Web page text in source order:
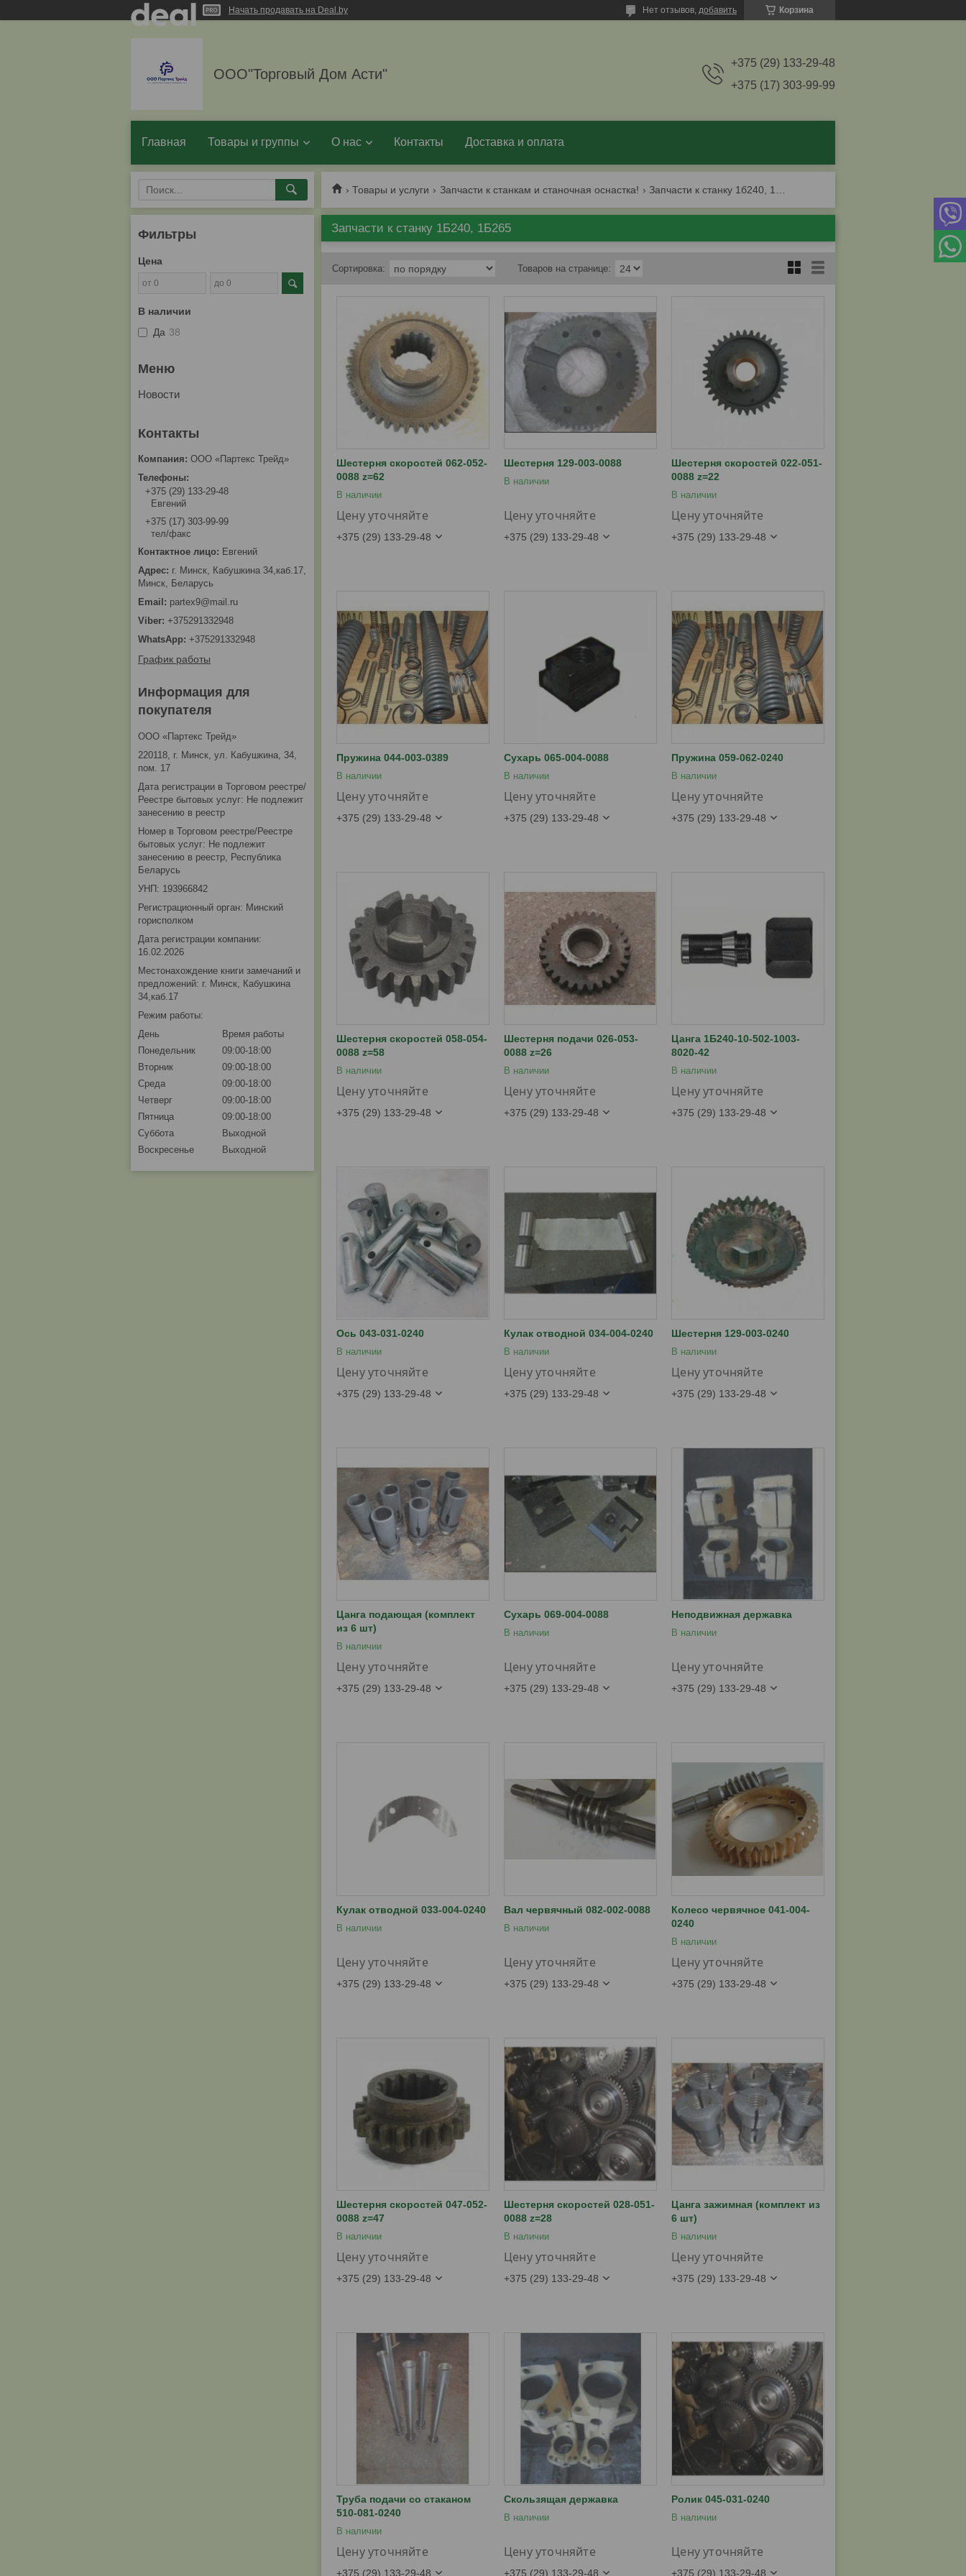
Начать продавать на Deal.by Корзина
Нет отзывов, добавить
ООО"Торговый Дом Асти"
+375 (29) 133-29-48
+375 (17) 303-99-99
Главная Товары и группы О нас Контакты Доставка и оплата
Товары и услуги Запчасти к станкам и станочная оснастка!
Запчасти к станку 1Б240, 1Б265
Шестерня скоростей 062-052-
0088 z=62
В наличии
Цену уточняйте
+375 (29) 133-29-48
Шестерня 129-003-0088
В наличии
Цену уточняйте
+375 (29) 133-29-48
Шестерня скоростей 022-051-
0088 z=22
В наличии
Цену уточняйте
+375 (29) 133-29-48
Пружина 044-003-0389
В наличии
Цену уточняйте
+375 (29) 133-29-48
Сухарь 065-004-0088
В наличии
Цену уточняйте
+375 (29) 133-29-48
Пружина 059-062-0240
В наличии
Цену уточняйте
+375 (29) 133-29-48
Шестерня скоростей 058-054-
0088 z=58
В наличии
Цену уточняйте
+375 (29) 133-29-48
Шестерня подачи 026-053-
0088 z=26
В наличии
Цену уточняйте
+375 (29) 133-29-48
Цанга 1Б240-10-502-1003-
8020-42
В наличии
Цену уточняйте
+375 (29) 133-29-48
Ось 043-031-0240
В наличии
Цену уточняйте
+375 (29) 133-29-48
Кулак отводной 034-004-0240
В наличии
Цену уточняйте
+375 (29) 133-29-48
Шестерня 129-003-0240
В наличии
Цену уточняйте
+375 (29) 133-29-48
Цанга подающая (комплект
из 6 шт)
В наличии
Цену уточняйте
+375 (29) 133-29-48
Сухарь 069-004-0088
В наличии
Цену уточняйте
+375 (29) 133-29-48
Неподвижная державка
В наличии
Цену уточняйте
+375 (29) 133-29-48
Кулак отводной 033-004-0240
В наличии
Цену уточняйте
+375 (29) 133-29-48
Вал червячный 082-002-0088
В наличии
Цену уточняйте
+375 (29) 133-29-48
Колесо червячное 041-004-
0240
В наличии
Цену уточняйте
+375 (29) 133-29-48
Шестерня скоростей 047-052-
0088 z=47
В наличии
Цену уточняйте
+375 (29) 133-29-48
Шестерня скоростей 028-051-
0088 z=28
В наличии
Цену уточняйте
+375 (29) 133-29-48
Цанга зажимная (комплект из
6 шт)
В наличии
Цену уточняйте
+375 (29) 133-29-48
Труба подачи со стаканом
510-081-0240
В наличии
Цену уточняйте
+375 (29) 133-29-48
Скользящая державка
В наличии
Цену уточняйте
+375 (29) 133-29-48
Ролик 045-031-0240
В наличии
Цену уточняйте
+375 (29) 133-29-48
Фильтры
Цена
В наличии
Да 38
Новости
ООО «Партекс Трейд»
+375 (29) 133-29-48
Евгений
+375 (17) 303-99-99
тел/факс
Евгений
г. Минск, Кабушкина 34,каб.17,
Минск, Беларусь
partex9@mail.ru
+375291332948
+375291332948
График работы
Информация для
покупателя
ООО «Партекс Трейд»
220118, г. Минск, ул. Кабушкина, 34,
пом. 17
Дата регистрации в Торговом реестре/
Реестре бытовых услуг: Не подлежит
занесению в реестр
Номер в Торговом реестре/Реестре
бытовых услуг: Не подлежит
занесению в реестр, Республика
Беларусь
УНП: 193966842
Регистрационный орган: Минский
горисполком
Дата регистрации компании:
16.02.2026
Местонахождение книги замечаний и
предложений: г. Минск, Кабушкина
34,каб.17
Режим работы:
День
Время работы
Понедельник
09:00-18:00
Вторник
09:00-18:00
Среда
09:00-18:00
Четверг
09:00-18:00
Пятница
09:00-18:00
Суббота
Выходной
Воскресенье
Выходной